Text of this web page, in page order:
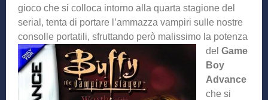
gioco che si colloca intorno alla quarta stagione del
serial, tenta di portare l’ammazza vampiri sulle nostre
consolle portatili, sfruttando però malissimo la potenza
del Game
Boy
Advance
che si